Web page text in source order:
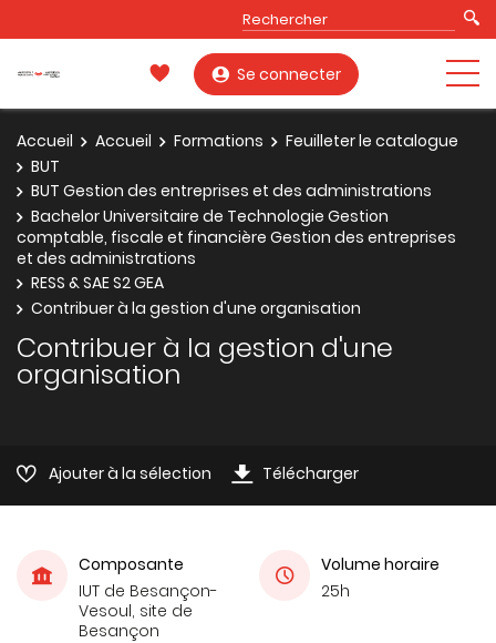
Se connecter
Accueil Accueil Formations
Feuilleter le catalogue
BUT
BUT Gestion des entreprises et des administrations
Bachelor Universitaire de Technologie Gestion
comptable, fiscale et financière Gestion des entreprises
et des administrations
RESS & SAE S2 GEA
Contribuer à la gestion d'une organisation
Contribuer à la gestion d'une
organisation
Ajouter à la sélection Télécharger
Composante
IUT de Besançon-
Vesoul, site de
Besançon
Volume horaire
25h